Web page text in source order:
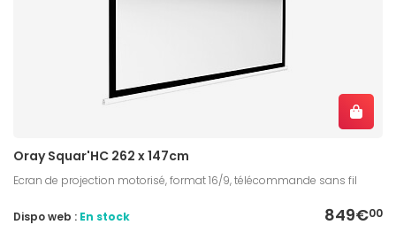
Oray Squar'HC 262 x 147cm
Ecran de projection motorisé, format 16/9, télécommande sans fil
849€00
Dispo web : En stock